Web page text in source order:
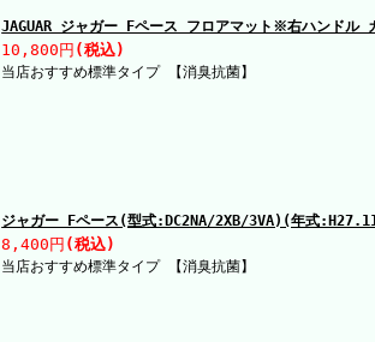
JAGUAR ジャガー Fペース フロアマット※右ハンドル
10,800円 (税込)
当店おすすめ標準タイプ 【消臭抗菌】
ジャガー Fペース(型式:DC2NA/2XB/3VA)(年式
8,400円 (税込)
当店おすすめ標準タイプ 【消臭抗菌】